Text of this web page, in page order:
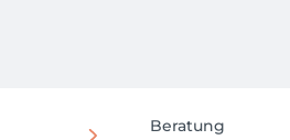
Beratung